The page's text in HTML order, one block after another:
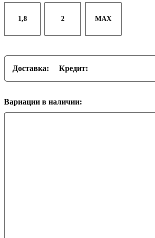
1,8 2 MAX
Доставка: Кредит:
Вариации в наличии: